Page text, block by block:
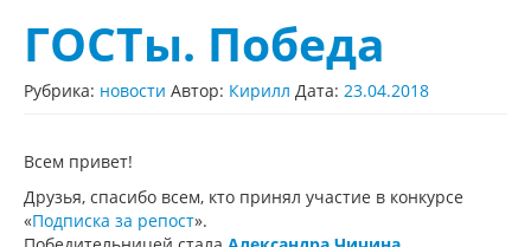
ГОСТы. Победа
Рубрика: новости Автор: Кирилл Дата: 23.04.2018
Всем привет!
Друзья, спасибо всем, кто принял участие в конкурсе
«Подписка за репост».